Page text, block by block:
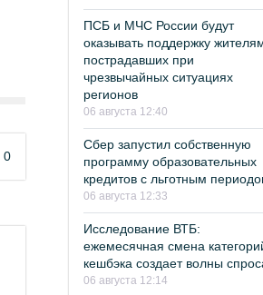
0
ПСБ и МЧС России будут
оказывать поддержку
пострадавших при
чрезвычайных ситуациях
регионов
06 августа 12:40
Сбер запустил собственную
программу образовательных
кредитов с льготным
06 августа 12:33
Исследование ВТБ:
ежемесячная смена
кешбэка создает волны
06 августа 12:14